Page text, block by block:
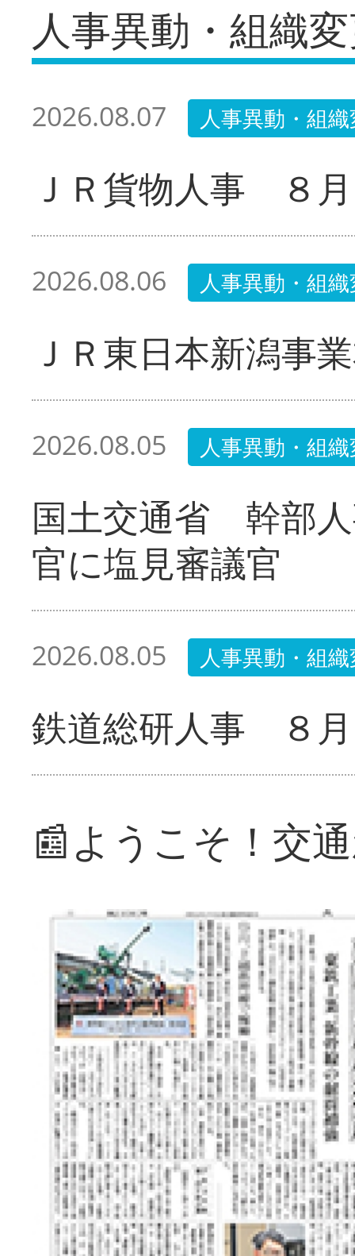
人事異動・組織
2026.08.07 人事異動・組
ＪＲ貨物人事 ８
2026.08.06 人事異動・組
ＪＲ東日本新潟事
2026.08.05 人事異動・組
国土交通省 幹部
官に塩見審議官
2026.08.05 人事異動・組
鉄道総研人事 ８
📰ようこそ！交